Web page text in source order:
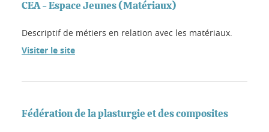
CEA - Espace Jeunes (Matériaux)
Descriptif de métiers en relation avec les matériaux.
Visiter le site
Fédération de la plasturgie et des composites